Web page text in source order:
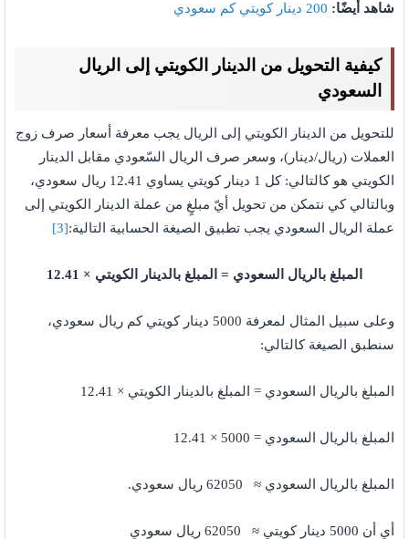
شاهد أيضًا: 200 دينار كويتي كم سعودي
كيفية التحويل من الدينار الكويتي إلى الريال
السعودي
للتحويل من الدينار الكويتي إلى الريال يجب معرفة أسعار صرف زوج
العملات (ريال/دينار)، وسعر صرف الريال السّعودي مقابل الدينار
الكويتي هو كالتالي: كل 1 دينار كويتي يساوي 12.41 ريال سعودي،
وبالتالي كي نتمكن من تحويل أيّ مبلغٍ من عملة الدينار الكويتي إلى
عملة الريال السعودي يجب تطبيق الصيغة الحسابية التالية:[3]
المبلغ بالريال السعودي = المبلغ بالدينار الكويتي × 12.41
وعلى سبيل المثال لمعرفة 5000 دينار كويتي كم ريال سعودي،
سنطبق الصيغة كالتالي:
المبلغ بالريال السعودي = المبلغ بالدينار الكويتي × 12.41
المبلغ بالريال السعودي = 5000 × 12.41
المبلغ بالريال السعودي ≈ 62050 ريال سعودي.
أي أن 5000 دينار كويتي ≈ 62050 ريال سعودي